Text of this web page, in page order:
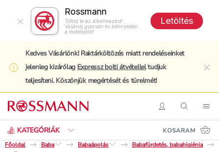
Rossmann
Töltsd le az alkalmazást!
Vásárolj gyorsan és könnyedén
a mobilodról!
Letöltés
Kedves Vásárlónk! Raktárköltözés miatt rendeléseinket
jelenleg kizárólag Expressz bolti átvételleltudjuk
teljesíteni. Köszönjük megértését és türelmét!
BelépésKeresés
KATEGÓRIÁK
Keresés
KOSARAM
Főoldal
Baba Babaápolás Babafürdetés, babahigiénia